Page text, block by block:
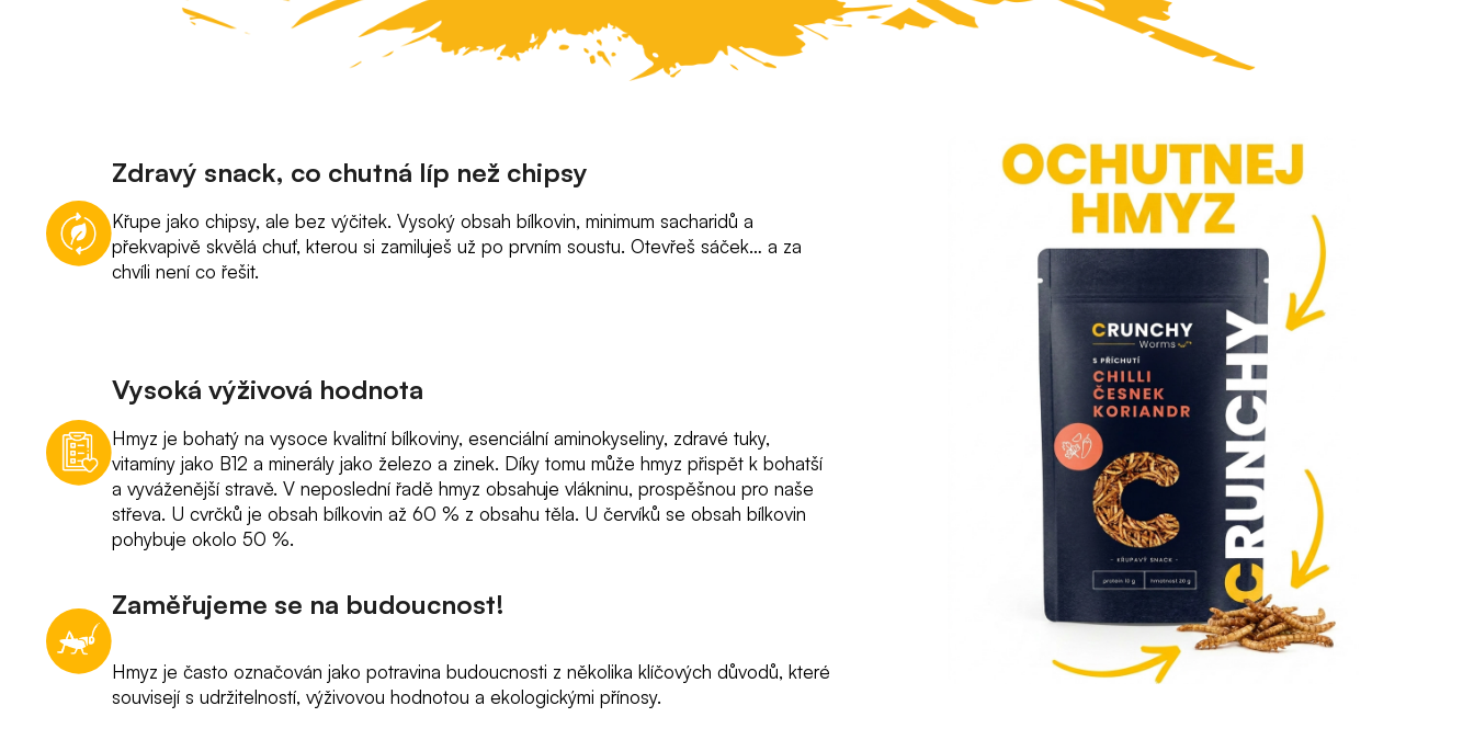
Zdravý snack, co chutná líp než chipsy
Křupe jako chipsy, ale bez výčitek. Vysoký obsah bílkovin, minimum sacharidů a
překvapivě skvělá chuť, kterou si zamiluješ už po prvním soustu. Otevřeš sáček… a za
chvíli není co řešit.
Vysoká výživová hodnota
Hmyz je bohatý na vysoce kvalitní bílkoviny, esenciální aminokyseliny, zdravé tuky,
vitamíny jako B12 a minerály jako železo a zinek. Díky tomu může hmyz přispět k bohatší
a vyváženější stravě. V neposlední řadě hmyz obsahuje vlákninu, prospěšnou pro naše
střeva. U cvrčků je obsah bílkovin až 60 % z obsahu těla. U červíků se obsah bílkovin
pohybuje okolo 50 %.
Zaměřujeme se na budoucnost!
Hmyz je často označován jako potravina budoucnosti z několika klíčových důvodů, které
souvisejí s udržitelností, výživovou hodnotou a ekologickými přínosy.